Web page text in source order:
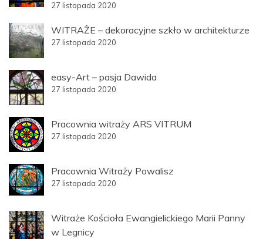
27 listopada 2020
WITRAŻE – dekoracyjne szkło w architekturze
27 listopada 2020
easy-Art – pasja Dawida
27 listopada 2020
Pracownia witraży ARS VITRUM
27 listopada 2020
Pracownia Witraży Powalisz
27 listopada 2020
Witraże Kościoła Ewangielickiego Marii Panny
w Legnicy